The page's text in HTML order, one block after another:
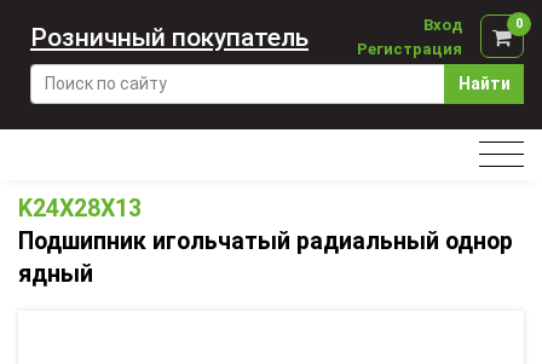
Найти
Вход
Регистрация
0
Розничный покупатель
K24X28X13
Подшипник игольчатый радиальный однор
ядный